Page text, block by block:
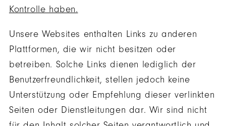
Kontrolle haben.
Unsere Websites enthalten Links zu anderen
Plattformen, die wir nicht besitzen oder
betreiben. Solche Links dienen lediglich der
Benutzerfreundlichkeit, stellen jedoch keine
Unterstützung oder Empfehlung dieser verlinkten
Seiten oder Dienstleitungen dar. Wir sind nicht